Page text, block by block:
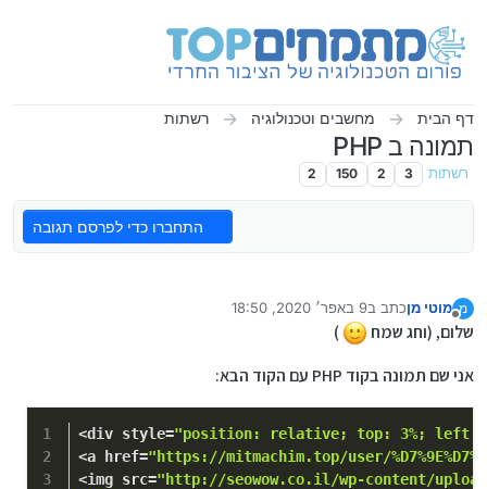
דף הבית מחשבים וטכנולוגיה רשתות
תמונה ב PHP
רשתות 3
2
150
2
התחברו כדי לפרסם תגובה
מ
מנותק
מוטי מןכתב ב9 באפר׳ 2020, 18:50
נערך לאחרונה על ידי
שלום, (וחג שמח
)
אני שם תמונה בקוד PHP עם הקוד הבא:
<div style="position: relative; top: 3%; left:
<a href="https://mitmachim.top/user/
<img src="http://seowow.co.il/wp-content/